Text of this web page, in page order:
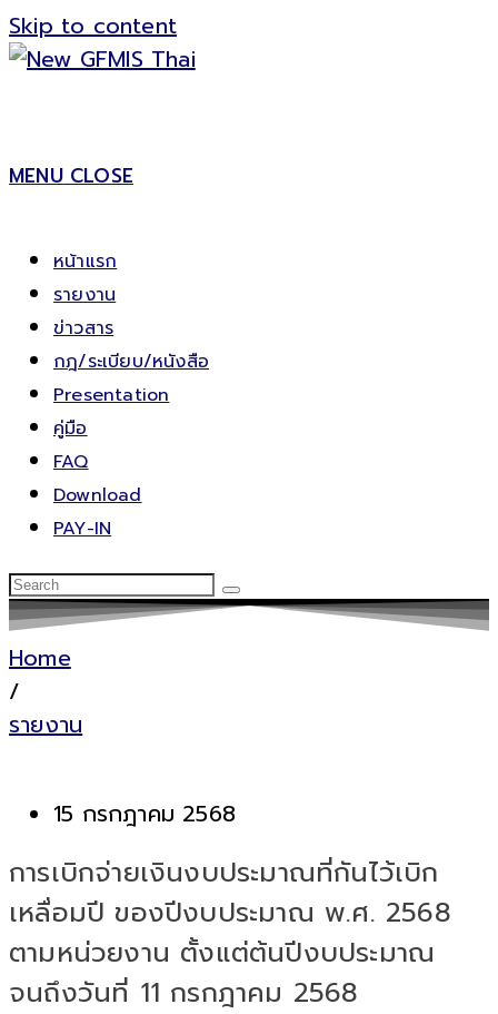
Skip to content
MENU CLOSE
หน้าแรก
รายงาน
ข่าวสาร
กฎ/ระเบียบ/หนังสือ
Presentation
คู่มือ
FAQ
Download
PAY-IN
Home
/
รายงาน
15 กรกฎาคม 2568
การเบิกจ่ายเงินงบประมาณที่กันไว้เบิก
เหลื่อมปี ของปีงบประมาณ พ.ศ. 2568
ตามหน่วยงาน ตั้งแต่ต้นปีงบประมาณ
จนถึงวันที่ 11 กรกฎาคม 2568